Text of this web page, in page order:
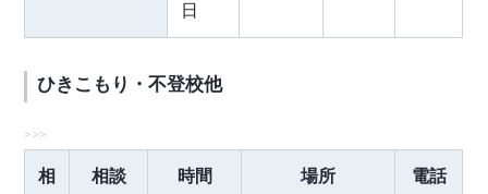
日
ひきこもり・不登校他
相
相談
時間 場所
電話